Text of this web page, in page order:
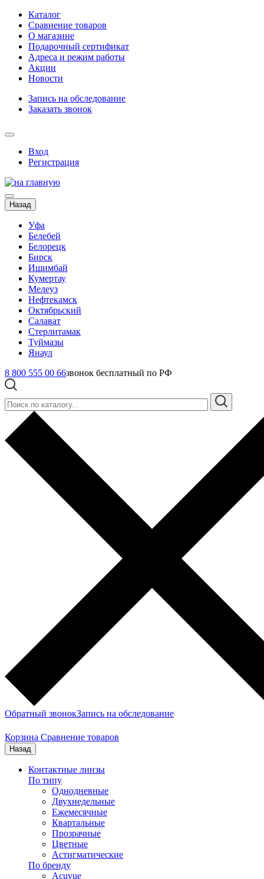
Каталог
Сравнение товаров
О магазине
Подарочный сертификат
Адреса и режим работы
Акции
Новости
Запись на обследование
Заказать звонок
Вход
Регистрация
Назад
Уфа
Белебей
Белорецк
Бирск
Ишимбай
Кумертау
Мелеуз
Нефтекамск
Октябрьский
Салават
Стерлитамак
Туймазы
Янаул
8 800 555 00 66звонок бесплатный по РФ
Обратный звонокЗапись на обследование
Корзина Сравнение товаров
Назад
Контактные линзы
По типу
Однодневные
Двухнедельные
Ежемесячные
Квартальные
Прозрачные
Цветные
Астигматические
По бренду
Acuvue